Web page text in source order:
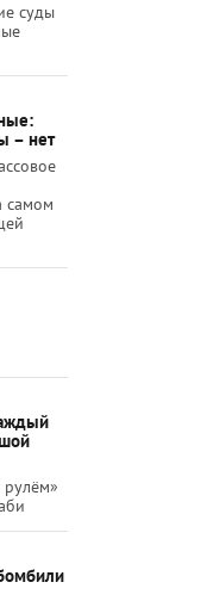
суды
– нет
самом